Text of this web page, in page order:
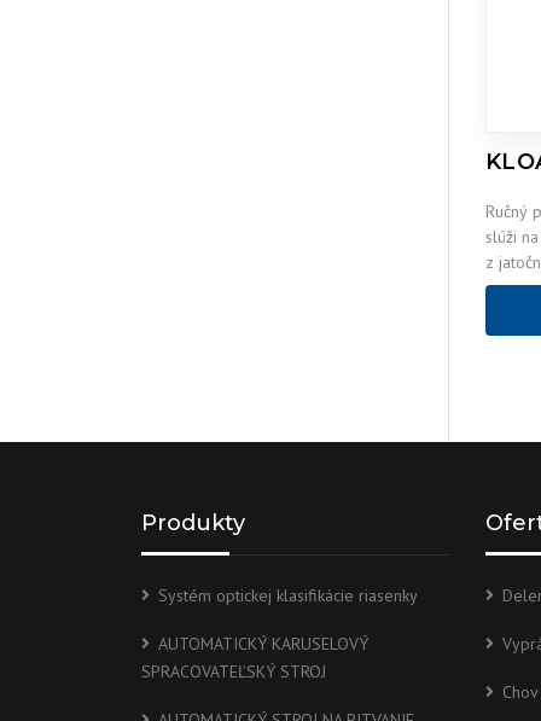
Ručný
slúži
z
Produkty
Systém optickej klasifikácie riasenky
AUTOMATICKÝ KARUSELOVÝ
SPRACOVATEĽSKÝ STROJ